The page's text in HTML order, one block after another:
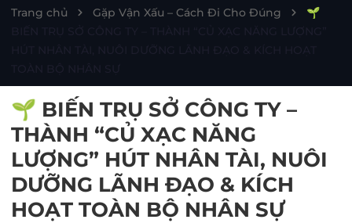
Trang chủ Gặp Vận Xấu – Cách Đi Cho Đúng
🌱
🌱 BIẾN TRỤ SỞ CÔNG TY –
THÀNH “CỦ XẠC NĂNG
LƯỢNG” HÚT NHÂN TÀI, NUÔI
DƯỠNG LÃNH ĐẠO & KÍCH
HOẠT TOÀN BỘ NHÂN SỰ